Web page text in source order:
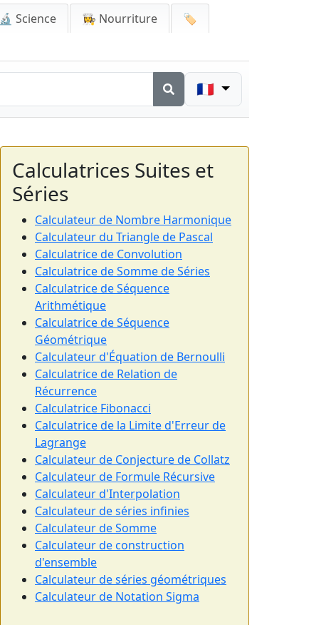
🔬 Science 👩‍🍳 Nourriture
🏷️
🇫🇷
Calculatrices Suites et
Séries
Calculateur de Nombre Harmonique
Calculateur du Triangle de Pascal
Calculatrice de Convolution
Calculatrice de Somme de Séries
Calculatrice de Séquence
Arithmétique
Calculatrice de Séquence
Géométrique
Calculateur d'Équation de Bernoulli
Calculatrice de Relation de
Récurrence
Calculatrice Fibonacci
Calculatrice de la Limite d'Erreur de
Lagrange
Calculateur de Conjecture de Collatz
Calculateur de Formule Récursive
Calculateur d'Interpolation
Calculateur de séries infinies
Calculateur de Somme
Calculateur de construction
d'ensemble
Calculateur de séries géométriques
Calculateur de Notation Sigma